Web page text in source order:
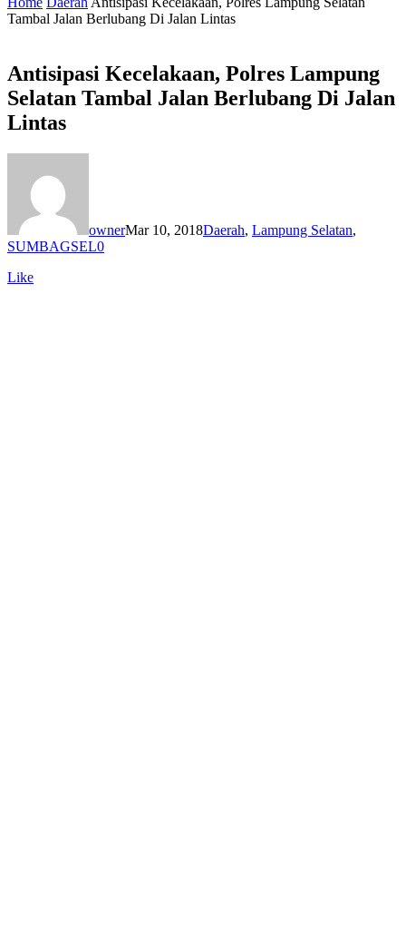
Tambal Jalan Berlubang Di Jalan Lintas
Antisipasi Kecelakaan, Polres Lampung
Selatan Tambal Jalan Berlubang Di Jalan
Lintas
ownerMar 10, 2018Daerah, Lampung Selatan,
SUMBAGSEL0
Like